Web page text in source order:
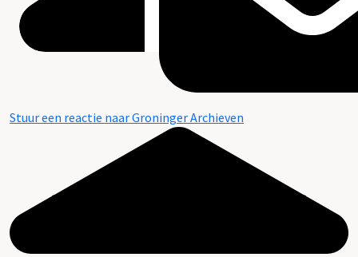
Stuur een reactie naar Groninger Archieven